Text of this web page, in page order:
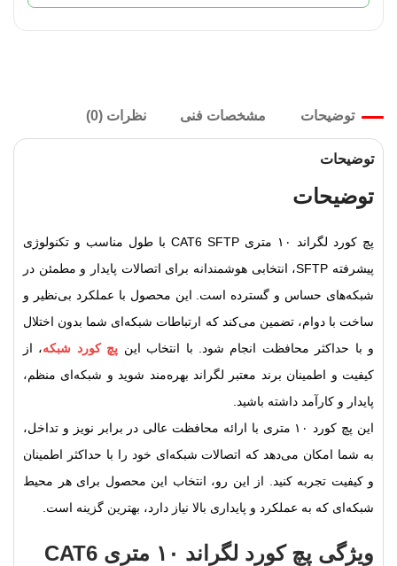
توضیحات مشخصات فنی نظرات (0)
توضیحات
توضیحات
پچ کورد لگراند ۱۰ متری CAT6 SFTP با طول مناسب و تکنولوژی
پیشرفته SFTP، انتخابی هوشمندانه برای اتصالات پایدار و مطمئن در
شبکه‌های حساس و گسترده است. این محصول با عملکرد بی‌نظیر و
ساخت با دوام، تضمین می‌کند که ارتباطات شبکه‌ای شما بدون اختلال
و با حداکثر محافظت انجام شود. با انتخاب این پچ کورد شبکه، از
کیفیت و اطمینان برند معتبر لگراند بهره‌مند شوید و شبکه‌ای منظم،
پایدار و کارآمد داشته باشید.
این پچ کورد ۱۰ متری با ارائه محافظت عالی در برابر نویز و تداخل،
به شما امکان می‌دهد که اتصالات شبکه‌ای خود را با حداکثر اطمینان
و کیفیت تجربه کنید. از این رو، انتخاب این محصول برای هر محیط
شبکه‌ای که به عملکرد و پایداری بالا نیاز دارد، بهترین گزینه است.
ویژگی‌ پچ کورد لگراند ۱۰ متری CAT6